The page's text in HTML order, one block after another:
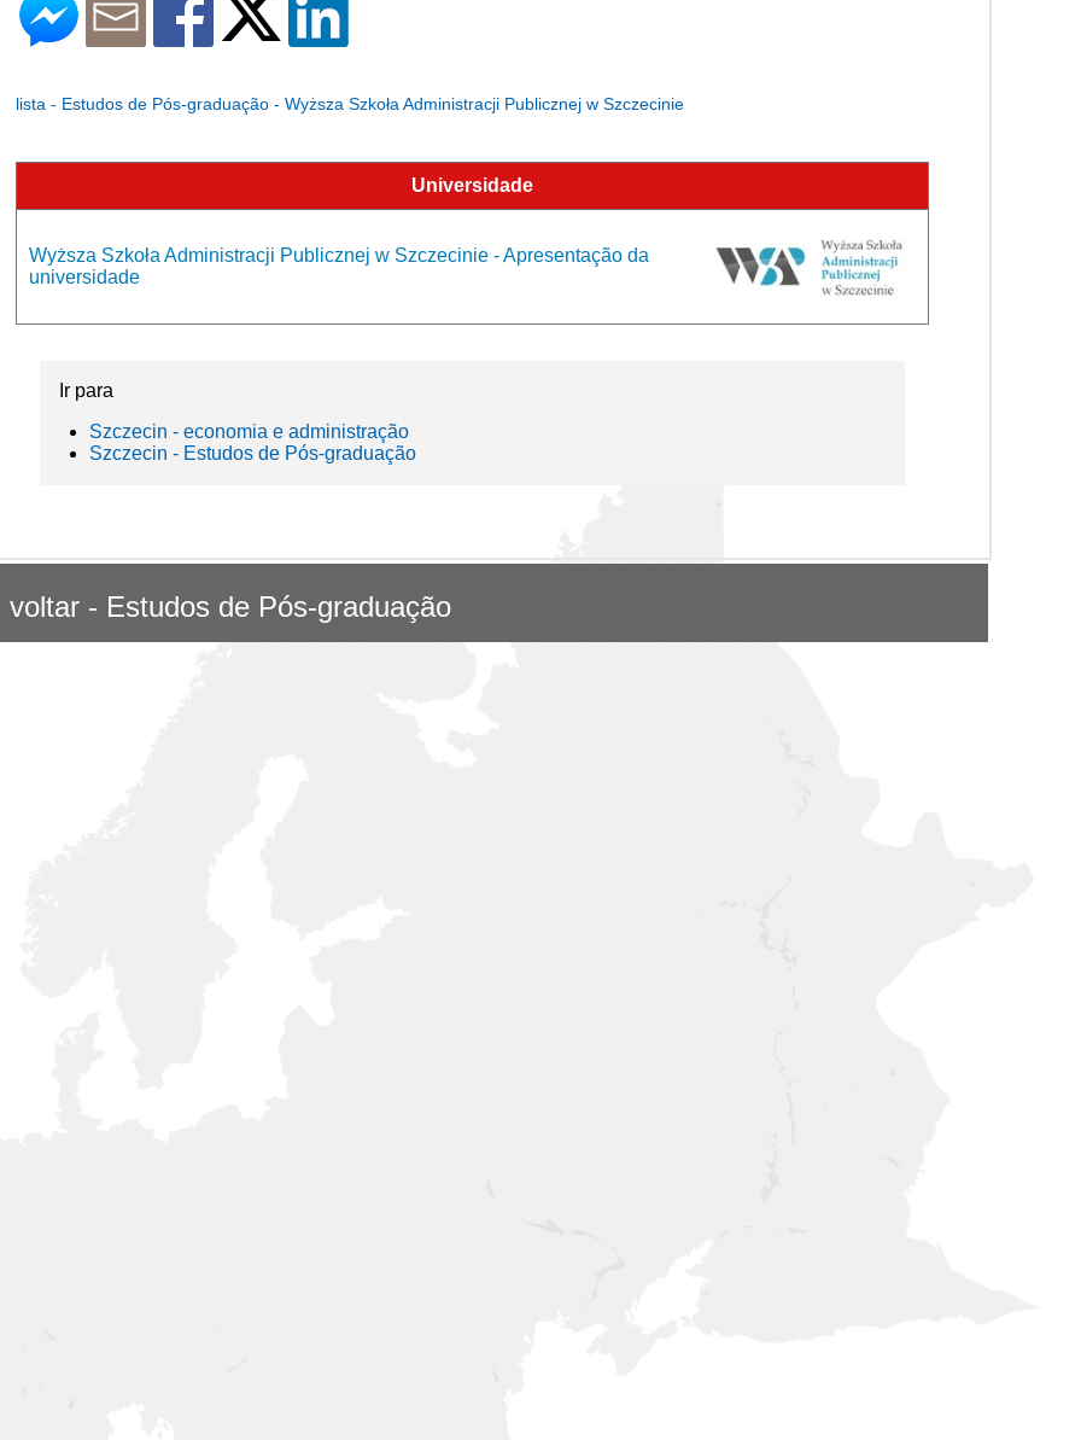
lista - Estudos de Pós-graduação - Wyższa Szkoła Administracji Publicznej w Szczecinie
Universidade
Wyższa Szkoła Administracji Publicznej w Szczecinie - Apresentação da
universidade
Ir para
Szczecin - economia e administração
Szczecin - Estudos de Pós-graduação
voltar - Estudos de Pós-graduação